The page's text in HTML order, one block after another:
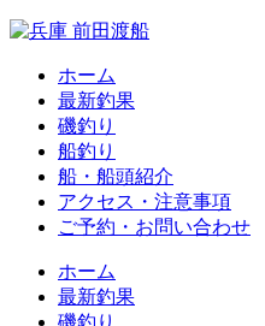
ホーム
最新釣果
磯釣り
船釣り
船・船頭紹介
アクセス・注意事項
ご予約・お問い合わせ
ホーム
最新釣果
磯釣り